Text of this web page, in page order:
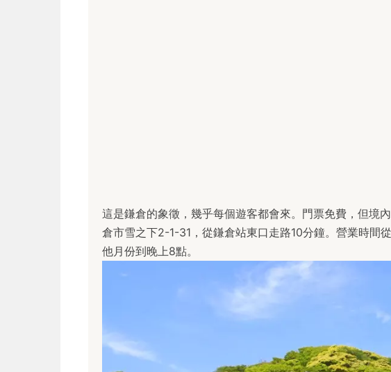
這是鎌倉的象徵，幾乎每個遊客都會來。門票免費，但境
倉市雪之下2-1-31，從鎌倉站東口走路10分鐘。營業時間
他月份到晚上8點。